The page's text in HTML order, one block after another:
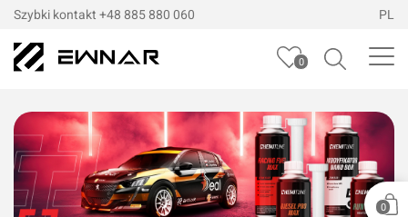
Szybki kontakt +48 885 880 060 PL
0
0